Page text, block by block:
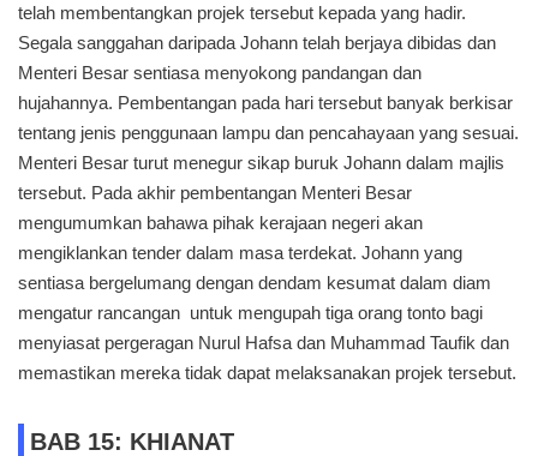
telah membentangkan projek tersebut kepada yang hadir.
Segala sanggahan daripada Johann telah berjaya dibidas dan
Menteri Besar sentiasa menyokong pandangan dan
hujahannya. Pembentangan pada hari tersebut banyak berkisar
tentang jenis penggunaan lampu dan pencahayaan yang sesuai.
Menteri Besar turut menegur sikap buruk Johann dalam majlis
tersebut. Pada akhir pembentangan Menteri Besar
mengumumkan bahawa pihak kerajaan negeri akan
mengiklankan tender dalam masa terdekat. Johann yang
sentiasa bergelumang dengan dendam kesumat dalam diam
mengatur rancangan untuk mengupah tiga orang tonto bagi
menyiasat pergeragan Nurul Hafsa dan Muhammad Taufik dan
memastikan mereka tidak dapat melaksanakan projek tersebut.
BAB 15: KHIANAT